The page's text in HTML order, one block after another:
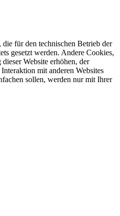
für den technischen Betrieb der
gesetzt werden. Andere Cookies,
Website erhöhen, der
mit anderen Websites
sollen, werden nur mit Ihrer